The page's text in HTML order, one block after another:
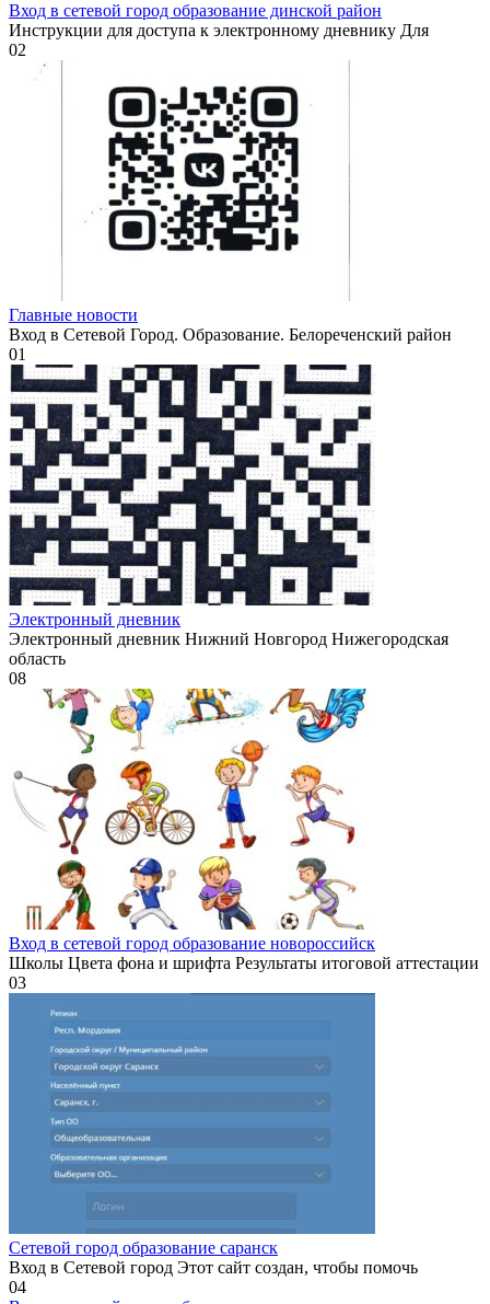
Вход в сетевой город образование динской район
Инструкции для доступа к электронному дневнику Для
02
Главные новости
Вход в Сетевой Город. Образование. Белореченский район
01
Электронный дневник
Электронный дневник Нижний Новгород Нижегородская
область
08
Вход в сетевой город образование новороссийск
Школы Цвета фона и шрифта Результаты итоговой аттестации
03
Сетевой город образование саранск
Вход в Сетевой город Этот сайт создан, чтобы помочь
04